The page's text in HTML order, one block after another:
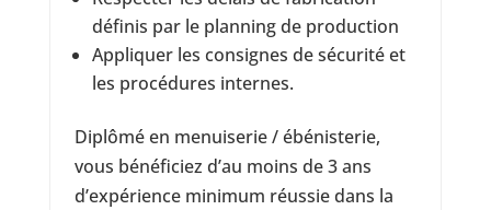
définis par le planning de production
Appliquer les consignes de sécurité et
les procédures internes.
Diplômé en menuiserie / ébénisterie,
vous bénéficiez d’au moins de 3 ans
d’expérience minimum réussie dans la